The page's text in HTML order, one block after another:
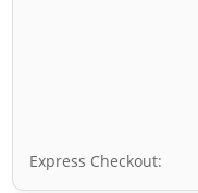
Express Checkout: